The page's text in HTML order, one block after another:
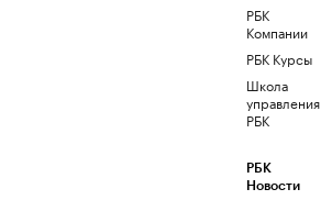
РБК
Компании
РБК Курсы
Школа
управления
РБК
РБК
Новости